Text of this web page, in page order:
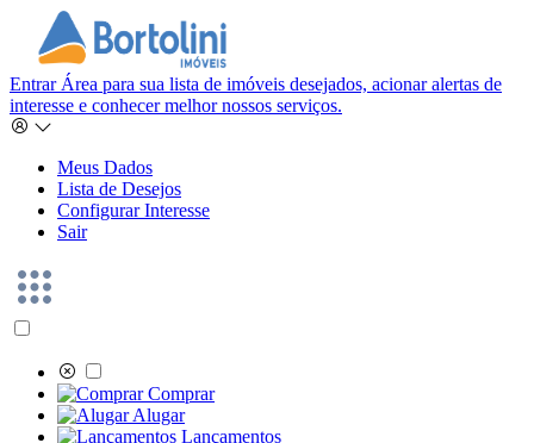
Entrar Área para sua lista de imóveis desejados, acionar alertas de
interesse e conhecer melhor nossos serviços.
Meus Dados
Lista de Desejos
Configurar Interesse
Sair
Comprar
Alugar
Lançamentos